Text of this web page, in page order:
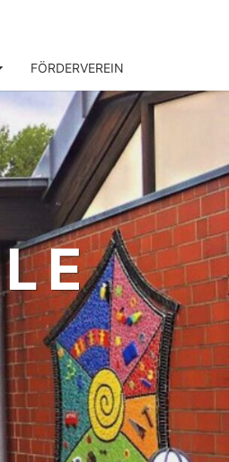
FÖRDERVEREIN
K